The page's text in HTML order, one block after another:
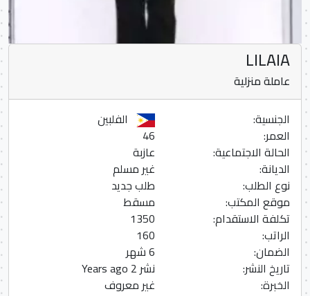
LILAIA
عاملة منزلية
الجنسية:
الفلبين
العمر:
46
الحالة الاجتماعية:
عازبة
الديانة:
غير مسلم
نوع الطلب:
طلب جديد
موقع المكتب:
مسقط
تكلفة الاستقدام:
1350
الراتب:
160
الضمان:
6 شهر
تاريخ النشر:
نشر 2 Years ago
الخبرة:
غير معروف